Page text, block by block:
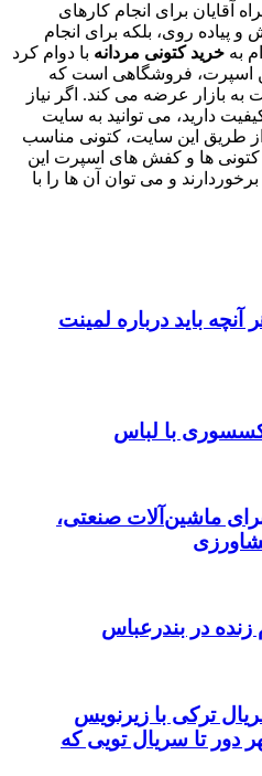
آقایان برای انجام کارهای
پیاده روی، بلکه برای انجام
به خرید کتونی مردانه با دوام کرد
اسپرت، فروشگاهی است که
به بازار عرضه می کند. اگر نیاز
دارید، می توانید به سایت
طریق این سایت، کتونی مناسب
ها و کفش های اسپرت این
و می توان آن ها را با
آنچه باید درباره لمینت
با لباس
ماشین‌آلات صنعتی،
در بندرعباس
ترکی با زیرنویس
دور تا سریال تویی که